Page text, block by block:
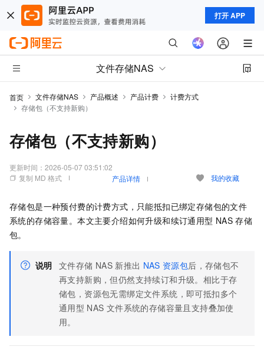
打开 APP
文件存储NAS
首页 文件存储NAS 产品概述 产品计费
计费方式
存储包（不支持新购）
存储包（不支持新购）
更新时间： 2026-05-07 03:51:02
复制 MD 格式
产品详情 我的收藏
存储包是一种预付费的计费方式，只能抵扣已绑定存储包的文件
系统的存储容量。本文主要介绍如何升级和续订通用型 NAS 存储
包。
说明 文件存储 NAS 新推出 NAS 资源包后，存储包不
再支持新购，但仍然支持续订和升级。相比于存
储包，资源包无需绑定文件系统，即可抵扣多个
通用型 NAS 文件系统的存储容量且支持叠加使
用。